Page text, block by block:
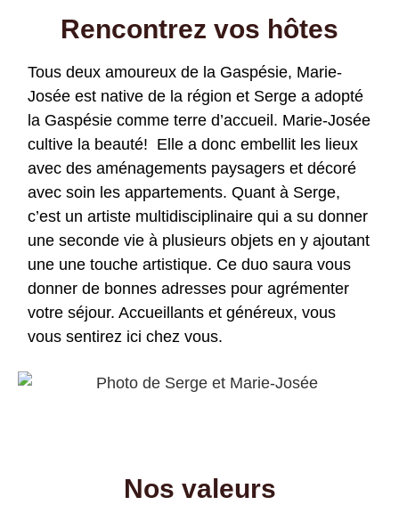
Rencontrez vos hôtes
Tous deux amoureux de la Gaspésie, Marie-
Josée est native de la région et Serge a adopté
la Gaspésie comme terre d’accueil. Marie-Josée
cultive la beauté! Elle a donc embellit les lieux
avec des aménagements paysagers et décoré
avec soin les appartements. Quant à Serge,
c’est un artiste multidisciplinaire qui a su donner
une seconde vie à plusieurs objets en y ajoutant
une une touche artistique. Ce duo saura vous
donner de bonnes adresses pour agrémenter
votre séjour. Accueillants et généreux, vous
vous sentirez ici chez vous.
Nos valeurs